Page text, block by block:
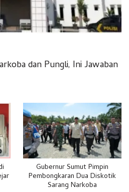
dan Pungli, Ini Jawaban
Gubernur Sumut Pimpin
Pembongkaran Dua Diskotik
Sarang Narkoba